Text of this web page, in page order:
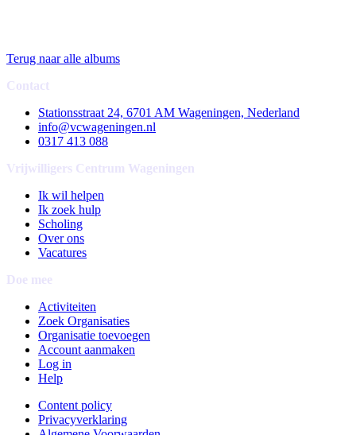
Terug naar alle albums
Contact
Stationsstraat 24, 6701 AM Wageningen, Nederland
info@vcwageningen.nl
0317 413 088
Vrijwilligers Centrum Wageningen
Ik wil helpen
Ik zoek hulp
Scholing
Over ons
Vacatures
Doe mee
Activiteiten
Zoek Organisaties
Organisatie toevoegen
Account aanmaken
Log in
Help
Content policy
Privacyverklaring